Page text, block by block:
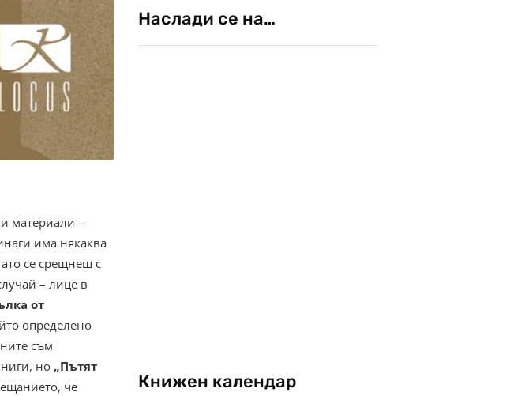
материали –
има някаква
се срещнеш с
– лице в
от
определено
съм
но „Пътят
че
Наслади се на…
Книжен календар